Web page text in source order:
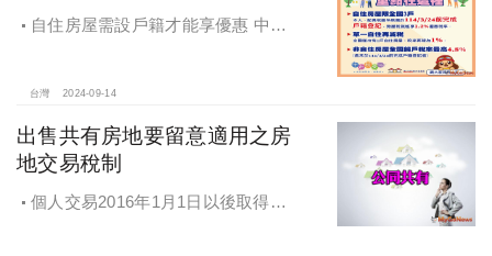
自住房屋需設戶籍才能享優惠 中市
台灣 2024-09-14
出售共有房地要留意適用之房
地交易稅制
個人交易2016年1月1日以後取得之